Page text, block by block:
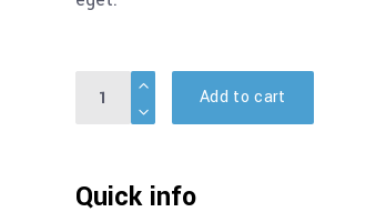
Quantity
Add to cart
Quick info